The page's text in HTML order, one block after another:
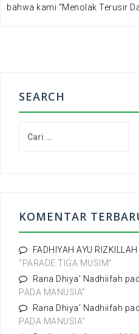
bahwa kami “Menolak Terusir
SEARCH
u
k
:
KOMENTAR
FADHIYAH AYU RIZKILLAH
“PARADE TIGA MUSIM”
Rana Dhiya' Nadhiifah
PADA MANUSIA”
Rana Dhiya' Nadhiifah
PADA MANUSIA”